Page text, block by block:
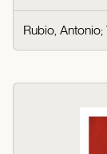
Rubio, Antonio;